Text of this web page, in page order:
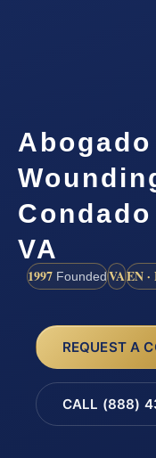
VA
1997 FoundedVAEN ·
REQUEST A
CALL (888)